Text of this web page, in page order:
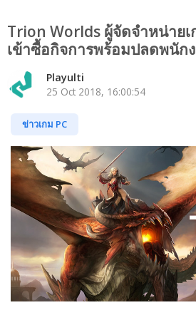
Trion Worlds ผู้จัดจำหน่าย
เข้าซื้อกิจการพร้อมปลดพนัก
Playulti
25 Oct 2018, 16:00:54
ข่าวเกม PC